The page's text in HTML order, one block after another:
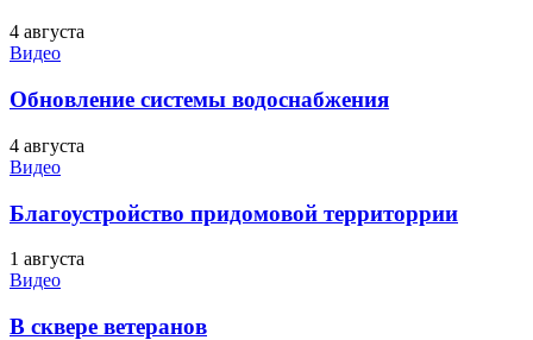
4 августа
Видео
Обновление системы водоснабжения
4 августа
Видео
Благоустройство придомовой территоррии
1 августа
Видео
В сквере ветеранов